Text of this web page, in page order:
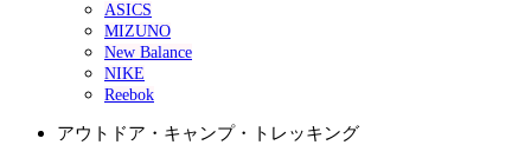
ASICS
MIZUNO
New Balance
NIKE
Reebok
アウトドア・キャンプ・トレッキング